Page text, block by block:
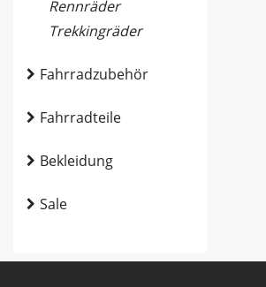
Rennräder
Trekkingräder
Fahrradzubehör
Fahrradteile
Bekleidung
Sale